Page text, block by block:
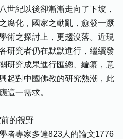
世紀以後卻漸漸走向了下坡，
腐化，國家之動亂，愈發一蹶
術之探討上，更趨沒落。近現
研究者仍在默默進行，繼續發
研究成果進行匯總、編纂，意
起對中國佛教的研究熱潮，此
這一需求。
的視野
者專家多達823人的論文1776